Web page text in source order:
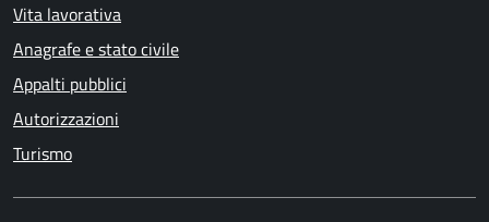
Vita lavorativa
Anagrafe e stato civile
Appalti pubblici
Autorizzazioni
Turismo